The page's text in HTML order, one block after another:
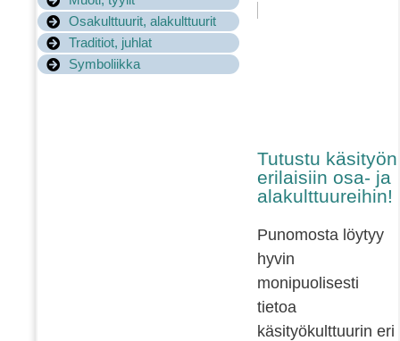
Osakulttuurit, alakulttuurit
Traditiot, juhlat
Symboliikka
Tutustu käsityön
erilaisiin osa- ja
alakulttuureihin!
Punomosta löytyy
hyvin
monipuolisesti
tietoa
käsityökulttuurin eri